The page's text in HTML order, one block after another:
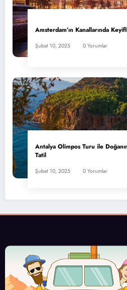
Amsterdam’ın Kanallarında
Şubat 10, 2025 0 Yorumlar
Antalya Olimpos Turu ile
Tatil
Şubat 10, 2025 0 Yorumlar